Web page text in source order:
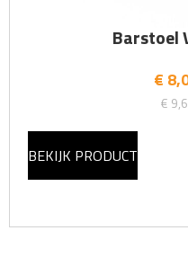
Barstoel
€
€
BEKIJK PRODUCT